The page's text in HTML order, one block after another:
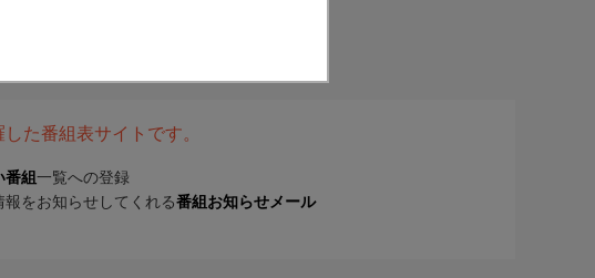
た番組表サイトです。
番組 一覧への登録
をお知らせしてくれる番組お知らせメール